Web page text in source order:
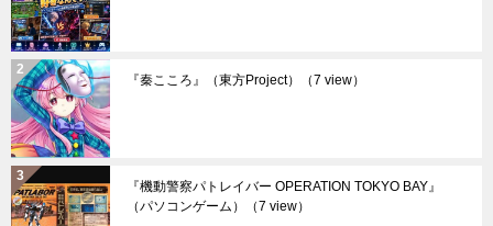
『秦こころ』（東方Project） （7 view）
『機動警察パトレイバー OPERATION TOKYO BAY』
（パソコンゲーム）
（7 view）